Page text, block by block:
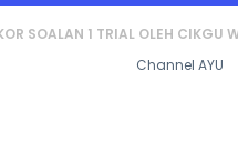
DIGITAL PENYELAMAT DUNIA
Channel AYU